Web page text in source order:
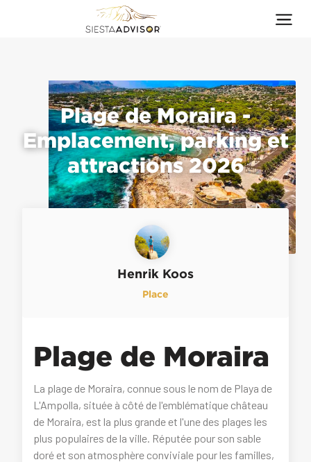
Plage de Moraira -
Emplacement, parking et
attractions 2026
Henrik Koos
Place
Plage de Moraira
La plage de Moraira, connue sous le nom de Playa de
L'Ampolla, située à côté de l'emblématique château
de Moraira, est la plus grande et l'une des plages les
plus populaires de la ville. Réputée pour son sable
doré et son atmosphère conviviale pour les familles,